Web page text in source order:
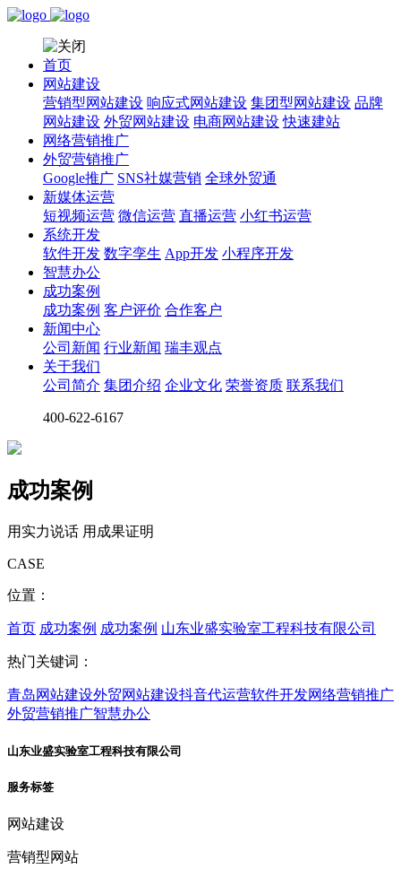
首页
网站建设
营销型网站建设 响应式网站建设 集团型网站建设 品牌
网站建设 外贸网站建设 电商网站建设 快速建站
网络营销推广
外贸营销推广
Google推广 SNS社媒营销 全球外贸通
新媒体运营
短视频运营 微信运营 直播运营 小红书运营
系统开发
软件开发 数字孪生 App开发 小程序开发
智慧办公
成功案例
成功案例 客户评价 合作客户
新闻中心
公司新闻 行业新闻 瑞丰观点
关于我们
公司简介 集团介绍 企业文化 荣誉资质 联系我们
400-622-6167
成功案例
用实力说话 用成果证明
CASE
位置：
首页 成功案例 成功案例 山东业盛实验室工程科技有限公司
热门关键词：
青岛网站建设外贸网站建设抖音代运营软件开发网络营销推广
外贸营销推广智慧办公
山东业盛实验室工程科技有限公司
服务标签
网站建设
营销型网站